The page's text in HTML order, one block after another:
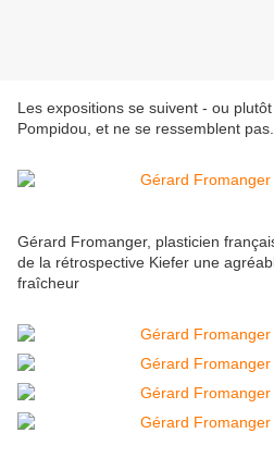
Les expositions se suivent - ou
Pompidou, et ne se ressemblent pas.
Gérard Fromanger, plasticien
de la rétrospective Kiefer une
fraîcheur